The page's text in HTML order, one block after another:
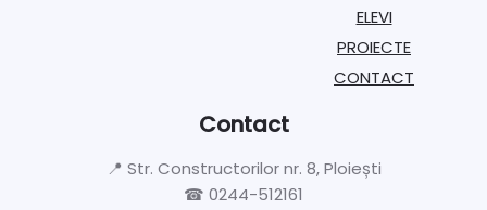
ELEVI
PROIECTE​
CONTACT
Contact
📍 Str. Constructorilor nr. 8, Ploiești
☎ 0244-512161